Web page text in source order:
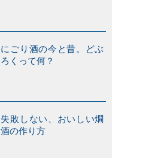
にごり酒の今と昔。どぶ
ろくって何？
失敗しない、おいしい燗
酒の作り方